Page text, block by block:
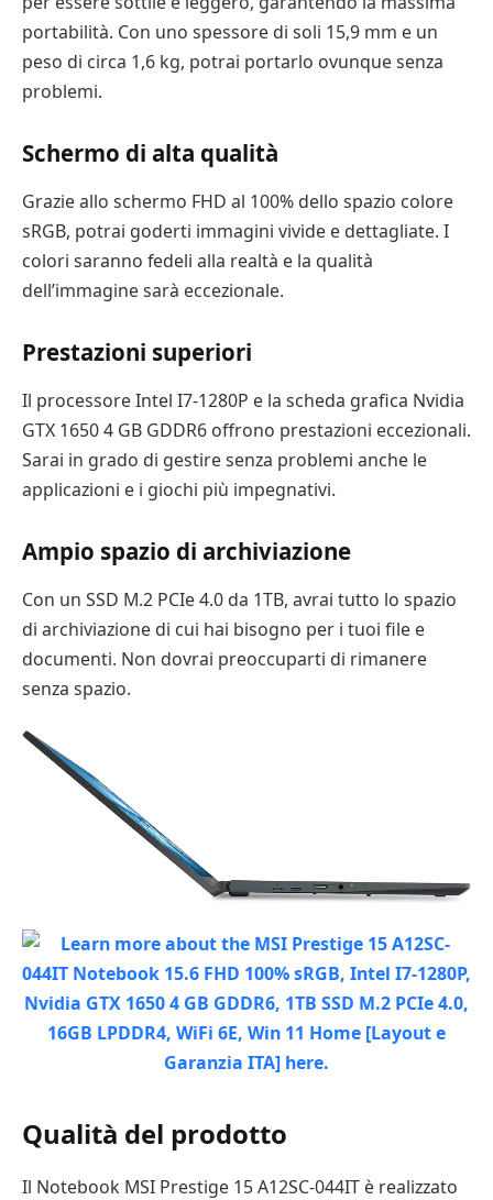
portabilità. Con uno spessore di soli 15,9 mm e un
peso di circa 1,6 kg, potrai portarlo ovunque senza
problemi.
Schermo di alta qualità
Grazie allo schermo FHD al 100% dello spazio colore
sRGB, potrai goderti immagini vivide e dettagliate. I
colori saranno fedeli alla realtà e la qualità
dell’immagine sarà eccezionale.
Prestazioni superiori
Il processore Intel I7-1280P e la scheda grafica Nvidia
GTX 1650 4 GB GDDR6 offrono prestazioni eccezionali.
Sarai in grado di gestire senza problemi anche le
applicazioni e i giochi più impegnativi.
Ampio spazio di archiviazione
Con un SSD M.2 PCIe 4.0 da 1TB, avrai tutto lo spazio
di archiviazione di cui hai bisogno per i tuoi file e
documenti. Non dovrai preoccuparti di rimanere
senza spazio.
Qualità del prodotto
Il Notebook MSI Prestige 15 A12SC-044IT è realizzato